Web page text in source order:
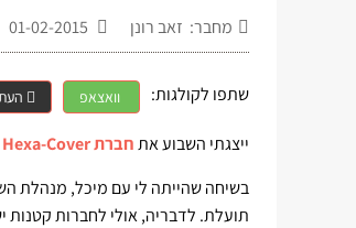
מחבר: זאב רונן
שתפו לקולגות: וואצאפ
ייצגתי השבוע אתחברת Hexa-Cover
בשיחה שהייתה לי עם מיכל, מנהלת
תועלת. לדבריה, אולי לחברות קטנות